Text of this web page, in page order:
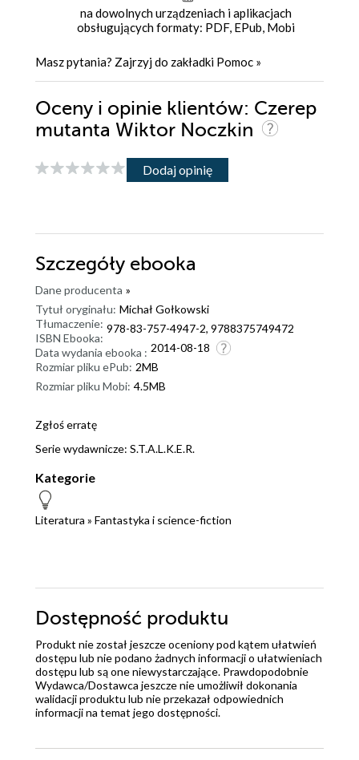
na dowolnych urządzeniach i aplikacjach
obsługujących formaty: PDF, EPub, Mobi
Masz pytania? Zajrzyj do zakładki Pomoc »
Oceny i opinie klientów: Czerep
mutanta Wiktor Noczkin
Dodaj opinię
Szczegóły ebooka
Dane producenta »
Tytuł oryginału:
Tłumaczenie:
Michał Gołkowski
ISBN Ebooka:
978-83-757-4947-2, 9788375749472
Data wydania ebooka : 2014-08-18
Rozmiar pliku ePub: 2MB
Rozmiar pliku Mobi: 4.5MB
Zgłoś erratę
Serie wydawnicze: S.T.A.L.K.E.R.
Kategorie
Literatura » Fantastyka i science-fiction
Dostępność produktu
Produkt nie został jeszcze oceniony pod kątem ułatwień
dostępu lub nie podano żadnych informacji o ułatwieniach
dostępu lub są one niewystarczające. Prawdopodobnie
Wydawca/Dostawca jeszcze nie umożliwił dokonania
walidacji produktu lub nie przekazał odpowiednich
informacji na temat jego dostępności.